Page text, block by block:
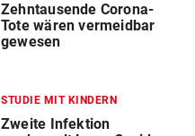
Zehntausende Corona-
Tote wären vermeidbar
gewesen
STUDIE MIT KINDERN
Zweite Infektion